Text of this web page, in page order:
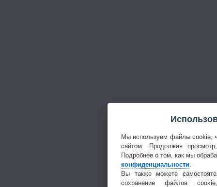
Мы используем файлы cookie,
сайтом. Продолжая
Подробнее о том, как мы
конфиденциальности
Вы также можете
сохранение файлов